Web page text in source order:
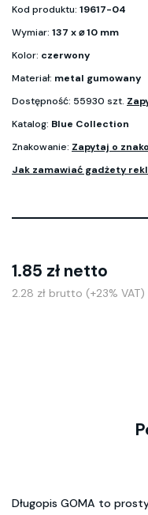
Kod produktu: 19617-04
Wymiar: 137 x ⌀ 10 mm
Kolor: czerwony
Materiał: metal gumowany
Dostępność: 55930 szt.
Katalog: Blue Collection
Znakowanie: Zapytaj o
Jak zamawiać gadżety
1.85 zł netto
2.28 zł brutto (+23% VAT)
Długopis GOMA to